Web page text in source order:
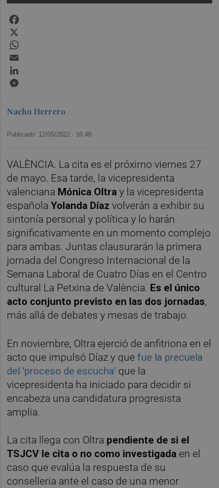
Nacho Herrero
Publicado: 12/05/2022 · 16:48
VALÈNCIA. La cita es el próximo viernes 27
de mayo. Esa tarde, la vicepresidenta
valenciana Mónica Oltra y la vicepresidenta
españolaYolanda Díaz volverán a exhibir su
sintonía personal y política y lo harán
significativamente en un momento complejo
para ambas. Juntas clausurarán la primera
jornada del Congreso Internacional de la
Semana Laboral de Cuatro Días en el Centro
cultural La Petxina de València. Es el único
acto conjunto previsto en las dos jornadas,
más allá de debates y mesas de trabajo.
En noviembre, Oltra ejerció de anfitriona en el
acto que impulsó Díaz y quefue la precuela
del 'proceso de escucha' que la
vicepresidenta ha iniciado para decidir si
encabeza una candidatura progresista
amplia.
La cita llega con Oltra pendiente de si el
TSJCV le cita o no como investigada en el
caso que evalúa la respuesta de su
conselleria ante el caso de una menor